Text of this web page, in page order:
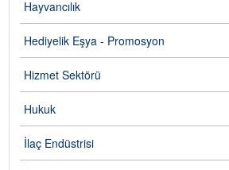
Hayvancılık
Hediyelik Eşya - Promosyon
Hizmet Sektörü
Hukuk
İlaç Endüstrisi